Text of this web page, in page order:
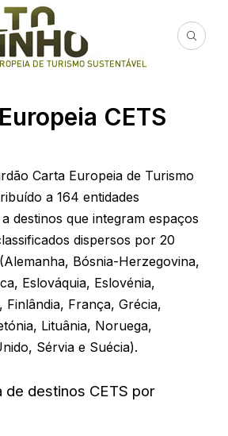
CETS
Carta Europeia de Turismo
a 164 entidades
destinos que integram espaços
dispersos por 20
Bósnia-Herzegovina,
Eslováquia, Eslovénia,
Finlândia, França, Grécia,
Lituânia, Noruega,
Sérvia e Suécia).
de destinos CETS por